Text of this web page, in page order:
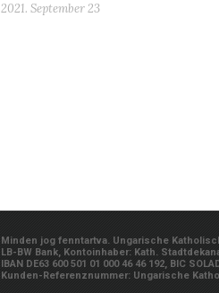
2021. September 23
Minden jog fenntartva. Ungarische
LB-BW Bank, Kontoinhaber: Kath.
IBAN DE63 600 501 01 000 46 46 192, BIC
Kunden-Referenznummer: Ungarische